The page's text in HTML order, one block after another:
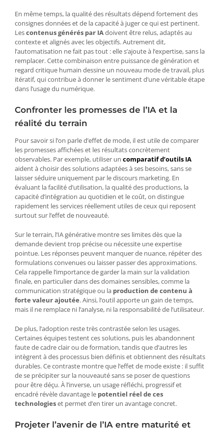
En même temps, la qualité des résultats dépend fortement des
consignes données et de la capacité à juger ce qui est pertinent.
Lescontenus générés par IAdoivent être relus, adaptés au
contexte et alignés avec les objectifs. Autrement dit,
l’automatisation ne fait pas tout : elle s’ajoute à l’expertise, sans la
remplacer. Cette combinaison entre puissance de génération et
regard critique humain dessine un nouveau mode de travail, plus
itératif, qui contribue à donner le sentiment d’une véritable étape
dans l’usage du numérique.
Confronter les promesses de l’IA et la
réalité du terrain
Pour savoir si l’on parle d’effet de mode, il est utile de comparer
les promesses affichées et les résultats concrètement
observables. Par exemple, utiliser un comparatif d’outils IA
aident à choisir des solutions adaptées à ses besoins, sans se
laisser séduire uniquement par le discours marketing. En
évaluant la facilité d’utilisation, la qualité des productions, la
capacité d’intégration au quotidien et le coût, on distingue
rapidement les services réellement utiles de ceux qui reposent
surtout sur l’effet de nouveauté.
Sur le terrain, l’IA générative montre ses limites dès que la
demande devient trop précise ou nécessite une expertise
pointue. Les réponses peuvent manquer de nuance, répéter des
formulations convenues ou laisser passer des approximations.
Cela rappelle l’importance de garder la main sur la validation
finale, en particulier dans des domaines sensibles, comme la
communication stratégique ou la production de contenu à
forte valeur ajoutée. Ainsi, l’outil apporte un gain de temps,
mais il ne remplace ni l’analyse, ni la responsabilité de l’utilisateur.
De plus, l’adoption reste très contrastée selon les usages.
Certaines équipes testent ces solutions, puis les abandonnent
faute de cadre clair ou de formation, tandis que d’autres les
intègrent à des processus bien définis et obtiennent des résultats
durables. Ce contraste montre que l’effet de mode existe : il suffit
de se précipiter sur la nouveauté sans se poser de questions
pour être déçu. À l’inverse, un usage réfléchi, progressif et
encadré révèle davantage le potentiel réel de ces
technologieset permet d’en tirer un avantage concret.
Projeter l’avenir de l’IA entre maturité et